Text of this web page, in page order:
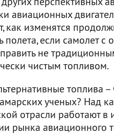
авиационных
как изменятся
полета, если самолет
не
чистым топливом.
топлива
ученых? Над
отрасли работают
рынка авиационного